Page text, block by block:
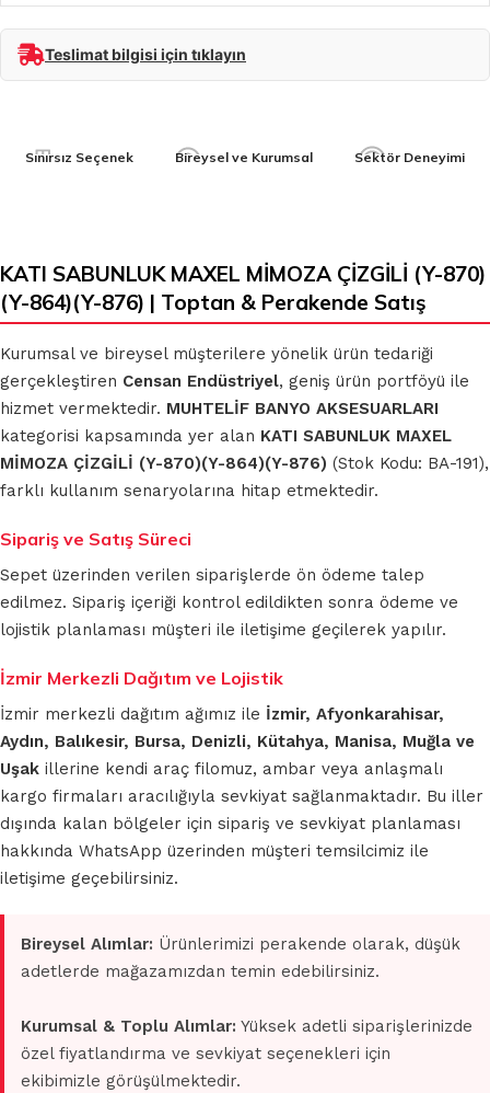
Teslimat bilgisi için tıklayın
Sınırsız Seçenek Bireysel ve Kurumsal Sektör Deneyimi
KATI SABUNLUK MAXEL MİMOZA ÇİZGİLİ (Y-870)
(Y-864)(Y-876) | Toptan & Perakende Satış
Kurumsal ve bireysel müşterilere yönelik ürün tedariği
gerçekleştiren Censan Endüstriyel, geniş ürün portföyü ile
hizmet vermektedir. MUHTELİF BANYO AKSESUARLARI
kategorisi kapsamında yer alan KATI SABUNLUK MAXEL
MİMOZA ÇİZGİLİ (Y-870)(Y-864)(Y-876) (Stok Kodu: BA-191),
farklı kullanım senaryolarına hitap etmektedir.
Sipariş ve Satış Süreci
Sepet üzerinden verilen siparişlerde ön ödeme talep
edilmez. Sipariş içeriği kontrol edildikten sonra ödeme ve
lojistik planlaması müşteri ile iletişime geçilerek yapılır.
İzmir Merkezli Dağıtım ve Lojistik
İzmir merkezli dağıtım ağımız ile İzmir, Afyonkarahisar,
Aydın, Balıkesir, Bursa, Denizli, Kütahya, Manisa, Muğla ve
Uşak illerine kendi araç filomuz, ambar veya anlaşmalı
kargo firmaları aracılığıyla sevkiyat sağlanmaktadır. Bu iller
dışında kalan bölgeler için sipariş ve sevkiyat planlaması
hakkında WhatsApp üzerinden müşteri temsilcimiz ile
iletişime geçebilirsiniz.
Bireysel Alımlar: Ürünlerimizi perakende olarak, düşük
adetlerde mağazamızdan temin edebilirsiniz.
Kurumsal & Toplu Alımlar: Yüksek adetli siparişlerinizde
özel fiyatlandırma ve sevkiyat seçenekleri için
ekibimizle görüşülmektedir.